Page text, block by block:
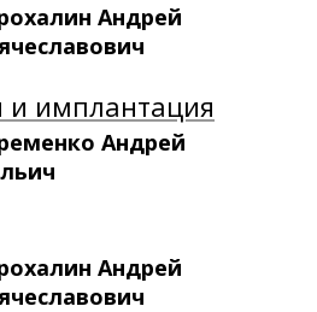
Андрей
и имплантация
Андрей
Андрей